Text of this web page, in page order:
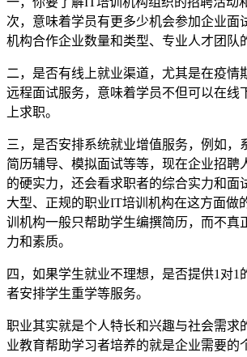
次，意味着学员有更多少机会参加企业面
机构合作企业数量和类型、专业人才团队
二，是否有线上就业渠道，尤其是在疫情
远程面试服务，意味着学员不但可以在线
上求职。
三，是否安排系统就业增值服务，例如，
简历辅导、模拟面试等等，现在企业招聘
的硬实力，还会看求职者的综合实力和面
大型、正规的职业IT培训机构在这方面做
训机构一般只帮助学生编撰简历，而不真
力和素质。
四，如果学生就业不理想，是否提供1对1
者安排学生重学等服务。
职业其实就是个人特长和兴趣与社会需求
业教育帮助学习者培养的就是企业需要的